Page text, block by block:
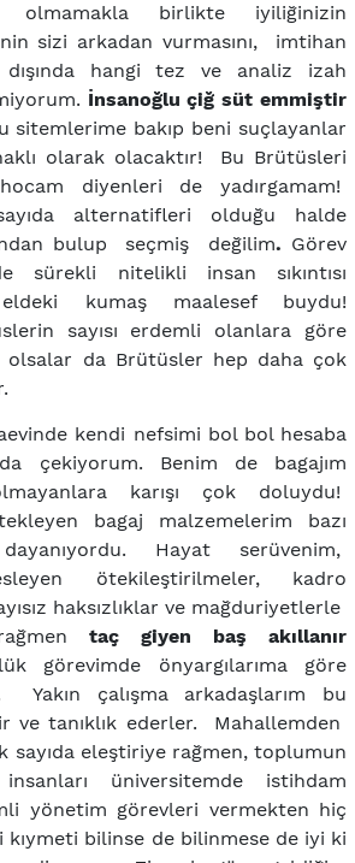
olmamakla birlikte iyiliğinizin
sizi arkadan vurmasını, imtihan
dışında hangi tez ve analiz izah
İnsanoğlu çiğ süt emmiştir
sitemlerime bakıp beni suçlayanlar
olarak olacaktır! Bu Brütüsleri
diyenleri de yadırgamam!
alternatifleri olduğu halde
bulup seçmiş değilim. Görev
sürekli nitelikli insan sıkıntısı
kumaş maalesef buydu!
sayısı erdemli olanlara göre
olsalar da Brütüsler hep daha çok
kendi nefsimi bol bol hesaba
çekiyorum. Benim de bagajım
karışı çok doluydu!
bagaj malzemelerim bazı
Hayat serüvenim,
ötekileştirilmeler, kadro
haksızlıklar ve mağduriyetlerle
taç giyen baş akıllanır
görevimde önyargılarıma göre
Yakın çalışma arkadaşlarım bu
ve tanıklık ederler. Mahallemden
sayıda eleştiriye rağmen, toplumun
üniversitemde istihdam
yönetim görevleri vermekten hiç
bilinse de bilinmese de iyi ki